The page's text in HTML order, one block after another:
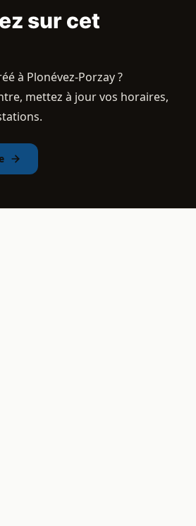
sur cet
à Plonévez-Porzay ?
mettez à jour vos horaires,